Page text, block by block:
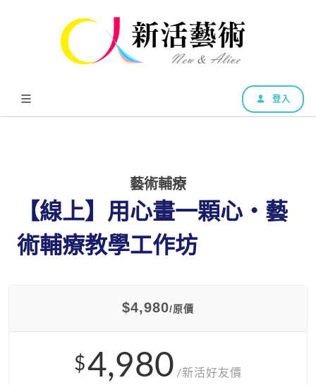
登入
藝術輔療
【線上】用心畫一顆心‧藝
術輔療教學工作坊
$4,980/原價
$4,980 /新活好友價